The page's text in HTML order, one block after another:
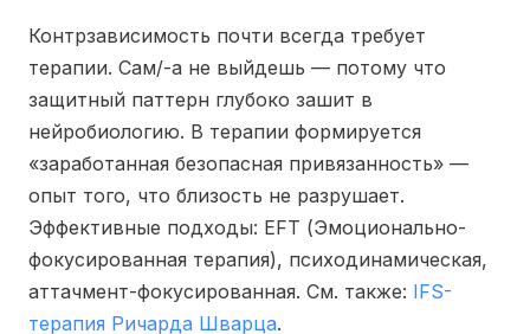
Контрзависимость почти всегда требует
терапии. Сам/-а не выйдешь — потому что
защитный паттерн глубоко зашит в
нейробиологию. В терапии формируется
«заработанная безопасная привязанность» —
опыт того, что близость не разрушает.
Эффективные подходы: EFT (Эмоционально-
фокусированная терапия), психодинамическая,
аттачмент-фокусированная. См. также: IFS-
терапия Ричарда Шварца.